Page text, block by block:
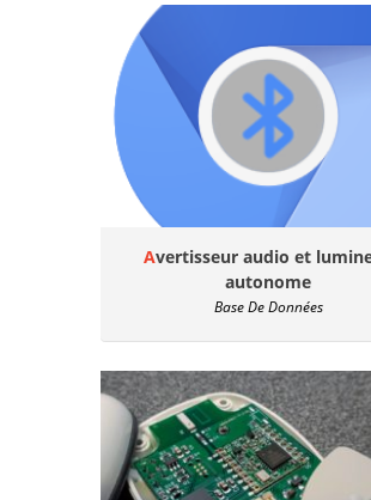
Avertisseur audio et lumineux
autonome
Base De Données